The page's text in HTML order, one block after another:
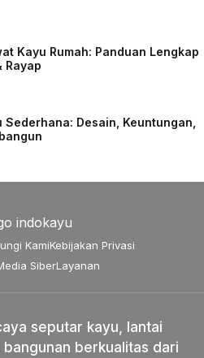
Kayu Rumah: Panduan Lengkap
Rayap
Sederhana: Desain, Keuntungan,
KamiKebijakan Privasi
SiberLayanan
seputar kayu, lantai
berkualitas dari